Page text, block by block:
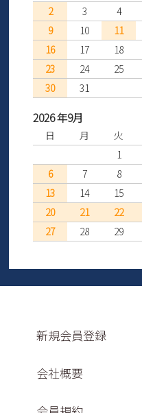
2
3 4
9
10 11
16
17 18
23
24 25
30
31
2026 年9月
日 月 火
1
6
7 8
13
14 15
20
21 22
27
28 29
新規会員登録
会社概要